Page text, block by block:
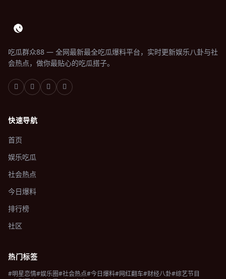
吃瓜群众88 — 全网最新最全吃瓜爆料平台，实时更新娱乐八卦与社
会热点，做你最贴心的吃瓜搭子。
快速导航
首页
娱乐吃瓜
社会热点
今日爆料
排行榜
社区
热门标签
#明星恋情#娱乐圈#社会热点#今日爆料#网红翻车#财经八卦#综艺节目